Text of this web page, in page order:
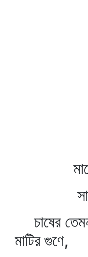
মাঠের
চাষের
মাটির গুণে,